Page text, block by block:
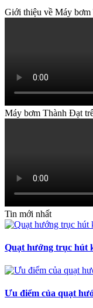
Giới thiệu về Máy
Máy bơm Thành Đạt
Tin mới nhất
Quạt hướng trục hút
Ưu điểm của quạt